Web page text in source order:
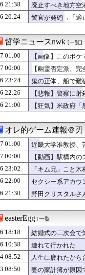
画】駅構内のスピーカーか
「魔王を討伐して参れ」
費減税】日本の社会保障
根】コンビニで1800mlの麦
人「安貞桓『サッカー協会
ハン自衛隊 第１７９話
一月風暴とは——造反派が
報】政府、SA有料化検討
警察、大韓サッカー協会を
報】ミーグリ8次結果...つ
家庭で育った私のことを底
県知事ら「核抑止論、根本
外務省、広島原爆投下に関
ぎる足...菅原咲月のポリス
惑】嫁が毎回暴言吐いて謝
像】小倉ゆうか（元・小倉
の旅行中ホテルのロビーで
「麻酔かけますよー」 わ
閤立志伝V』って知面白い
人「韓国サッカー協会が
論者と話せるようになる
いろはちゃん、市民プール
報】ディズニーのおいなり
像】爆乳女さんたち、お◯
画】令和のJS、レベチｗｗ
を立てた時にお祝いをもら
画】クソガキロケット、
マ娘】スレ民、サークル申
像】絶対にハニトラに引っ
21:38
廃止すべき地方空
20:24
警官が発砲→「適
哲学ニュースnwk [一覧]
01:00
【画像】このボ
00:00
【幽霊否定派、
23:24
鬼の正体、船で難
22:26
【悲報】警察に
21:00
【狂気】米政府
オレ的ゲーム速報＠刃
01:00
近畿大学准教授、
術は人を傷つけ
00:00
【動画】駅構内
23:02
「キム兄」こと
22:00
セクシー系アカ
しまい、終わる
21:30
野田クリスタルさ
easterEgg [一覧]
18:18
結婚式の二次会で
10:38
連れて行かれた
08:52
人生に疲れたから
08:50
妻の家計簿が原因